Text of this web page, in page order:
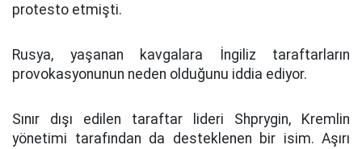
protesto etmişti.
Rusya, yaşanan kavgalara İngiliz taraftarların
provokasyonunun neden olduğunu iddia ediyor.
Sınır dışı edilen taraftar lideri Shprygin, Kremlin
yönetimi tarafından da desteklenen bir isim. Aşırı